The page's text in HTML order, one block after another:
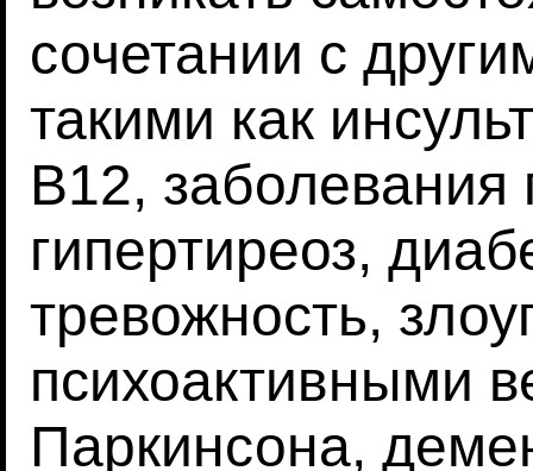
сочетании с
такими как
B12, заболевания
гипертиреоз,
тревожность,
психоактивными
Паркинсона,